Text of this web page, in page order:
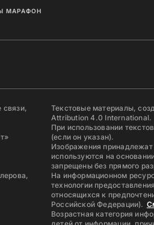
МАРАФОН
связи,
Текстовые материалы,
Attribution 4.0 International.
При использовании
(если он указан).
Изображения
используются на
запрещены без прямого
На информационном
технологии
относящихся к
Российской Федерации).
Возрастная категория